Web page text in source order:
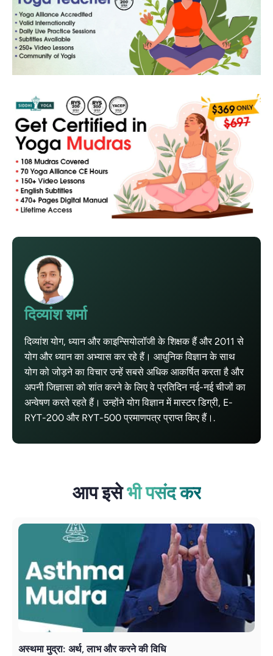
दिव्यांश शर्मा
दिव्यांश योग, ध्यान और काइन्सियोलॉजी के शिक्षक हैं और 2011 से
योग और ध्यान का अभ्यास कर रहे हैं। आधुनिक विज्ञान के साथ
योग को जोड़ने का विचार उन्हें सबसे अधिक आकर्षित करता है और
अपनी जिज्ञासा को शांत करने के लिए वे प्रतिदिन नई-नई चीजों का
अन्वेषण करते रहते हैं। उन्होंने योग विज्ञान में मास्टर डिग्री, E-
RYT-200 और RYT-500 प्रमाणपत्र प्राप्त किए हैं।.
आप इसेभी पसंद कर
अस्थमा मुद्रा: अर्थ, लाभ और करने की विधि